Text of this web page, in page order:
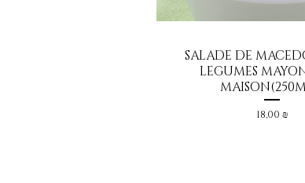
Aperçu
SALADE DE
LEGUMES
Prix
18,00 ₪